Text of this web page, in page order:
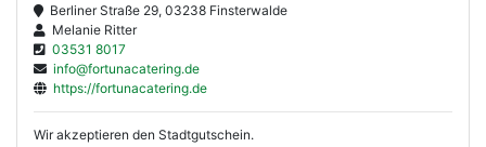
Berliner Straße 29, 03238 Finsterwalde
Melanie Ritter
03531 8017
info@fortunacatering.de
https://fortunacatering.de
Wir akzeptieren den Stadtgutschein.